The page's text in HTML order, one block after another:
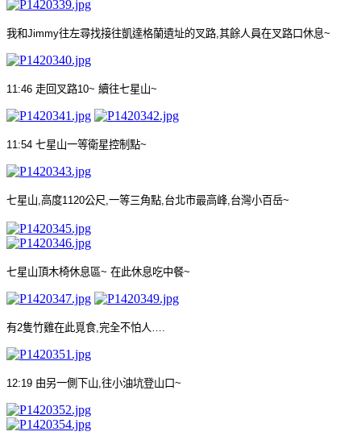
我和Jimmy往左尋找接往凱達格蘭遺址的叉路 其餘人員在叉路口休息~
11:46 走回叉路10~ 續往七星山~
11:54 七星山一等衛星控制點~
七星山 高度1120公尺 一等三角點 台北市最高峰 台灣小百岳~
七星山頂木椅休息區~ 在此休息吃中餐~
有2隻竹雞在此覓食 完全不怕人
12:19 由另一側下山 往小油坑登山口~